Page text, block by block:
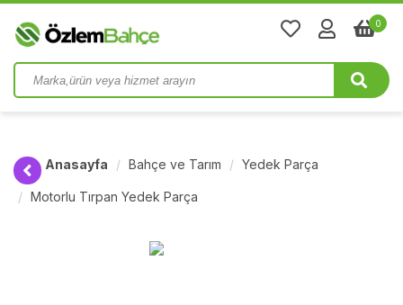
0
Anasayfa Bahçe ve Tarım Yedek Parça
Motorlu Tırpan Yedek Parça